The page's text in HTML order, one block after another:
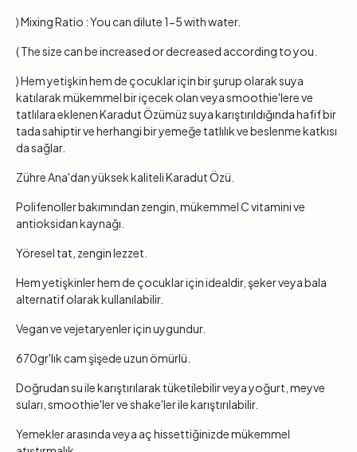
) Mixing Ratio : You can dilute 1-5 with water.
( The size can be increased or decreased according to you.
) Hem yetişkin hem de çocuklar için bir şurup olarak suya
katılarak mükemmel bir içecek olan veya smoothie'lere ve
tatlılara eklenen Karadut Özümüz suya karıştırıldığında hafif bir
tada sahiptir ve herhangi bir yemeğe tatlılık ve beslenme katkısı
da sağlar.
Zühre Ana'dan yüksek kaliteli Karadut Özü.
Polifenoller bakımından zengin, mükemmel C vitamini ve
antioksidan kaynağı.
Yöresel tat, zengin lezzet.
Hem yetişkinler hem de çocuklar için idealdir, şeker veya bala
alternatif olarak kullanılabilir.
Vegan ve vejetaryenler için uygundur.
670gr'lık cam şişede uzun ömürlü.
Doğrudan su ile karıştırılarak tüketilebilir veya yoğurt, meyve
suları, smoothie'ler ve shake'ler ile karıştırılabilir.
Yemekler arasında veya aç hissettiğinizde mükemmel